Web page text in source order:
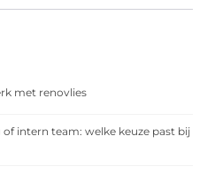
met renovlies
intern team: welke keuze past bij